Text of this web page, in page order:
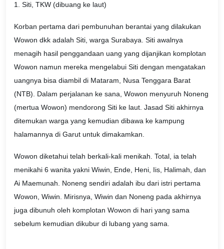
1. Siti, TKW (dibuang ke laut)
Korban pertama dari pembunuhan berantai yang dilakukan
Wowon dkk adalah Siti, warga Surabaya. Siti awalnya
menagih hasil penggandaan uang yang dijanjikan komplotan
Wowon namun mereka mengelabui Siti dengan mengatakan
uangnya bisa diambil di Mataram, Nusa Tenggara Barat
(NTB). Dalam perjalanan ke sana, Wowon menyuruh Noneng
(mertua Wowon) mendorong Siti ke laut. Jasad Siti akhirnya
ditemukan warga yang kemudian dibawa ke kampung
halamannya di Garut untuk dimakamkan.
Wowon diketahui telah berkali-kali menikah. Total, ia telah
menikahi 6 wanita yakni Wiwin, Ende, Heni, Iis, Halimah, dan
Ai Maemunah. Noneng sendiri adalah ibu dari istri pertama
Wowon, Wiwin. Mirisnya, Wiwin dan Noneng pada akhirnya
juga dibunuh oleh komplotan Wowon di hari yang sama
sebelum kemudian dikubur di lubang yang sama.